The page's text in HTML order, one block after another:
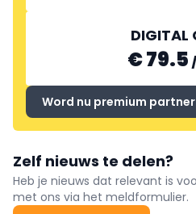
DIGITAL
€ 79.5 /
Word nu premium partner
Zelf nieuws te delen?
Heb je nieuws dat relevant is
met ons via het meldformulier.